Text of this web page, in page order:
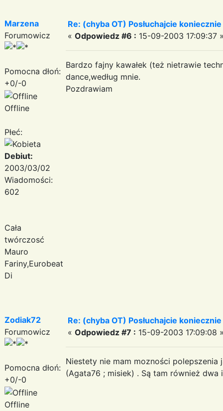
Marzena
Forumowicz
Pomocna dłoń:
+0/-0
Offline
Płeć:
Debiut:
2003/03/02
Wiadomości:
602
Cała
twórczosć
Mauro
Fariny,Eurobeat,Italo/Euro
Di
Re: (chyba OT) Posłuchajcie koniecznie
« Odpowiedz #6 : 15-09-2003 17:09:37
Bardzo fajny kawałek (też nietrawie
dance,według mnie.
Pozdrawiam
Zodiak72
Forumowicz
Pomocna dłoń:
+0/-0
Offline
Re: (chyba OT) Posłuchajcie koniecznie
« Odpowiedz #7 : 15-09-2003 17:09:08
Niestety nie mam mozności
(Agata76 ; misiek) . Są tam również